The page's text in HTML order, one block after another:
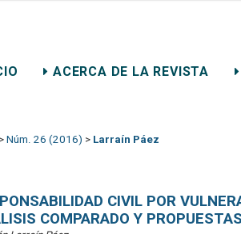
ACERCA DE LA REVISTA
> Núm. 26 (2016) > Larraín Páez
CIVIL POR
COMPARADO Y